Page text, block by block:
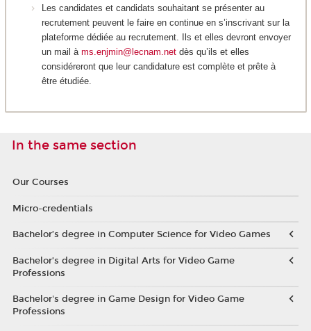
Les candidates et candidats souhaitant se présenter au
recrutement peuvent le faire en continue en s’inscrivant sur la
plateforme dédiée au recrutement. Ils et elles devront envoyer
un mail à ms.enjmin@lecnam.net dès qu’ils et elles
considéreront que leur candidature est complète et prête à
être étudiée.
In the same section
Our Courses
Micro-credentials
Bachelor’s degree in Computer Science for Video Games
Bachelor’s degree in Digital Arts for Video Game
Professions
Bachelor's degree in Game Design for Video Game
Professions